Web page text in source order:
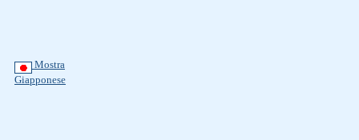
Mostra
Giapponese